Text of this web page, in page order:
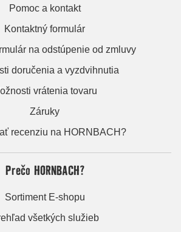
Pomoc a kontakt
Kontaktný formulár
na odstúpenie od zmluvy
doručenia a vyzdvihnutia
vrátenia tovaru
Záruky
recenziu na HORNBACH?
Prečo HORNBACH?
Sortiment E-shopu
všetkých služieb